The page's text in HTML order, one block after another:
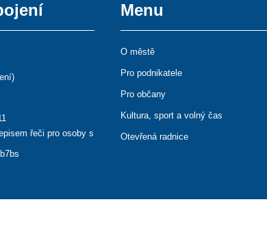
)
řeči pro osoby s
Menu
O městě
Pro podnikatele
Pro občany
Kultura, sport a volný čas
Otevřená radnice